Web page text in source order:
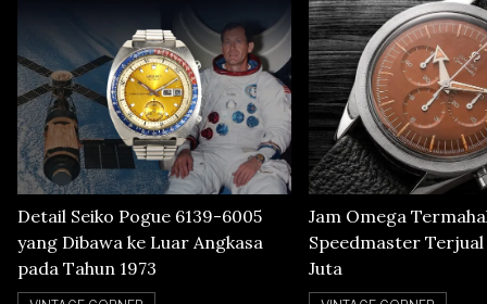
Detail Seiko Pogue 6139-6005
yang Dibawa ke Luar Angkasa
pada Tahun 1973
Jam Omega
Speedmaster Terjual
Juta